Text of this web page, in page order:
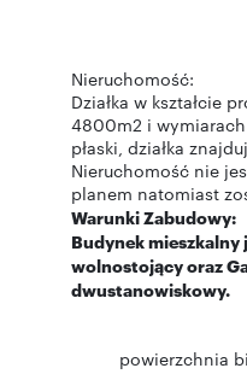
Nieruchomość:
Działka w kształcie
4800m2 i
płaski, działka
Nieruchomość nie
planem natomiast
Warunki Zabudowy:
Budynek
wolnostojący oraz
dwustanowiskowy.
powierzchnia